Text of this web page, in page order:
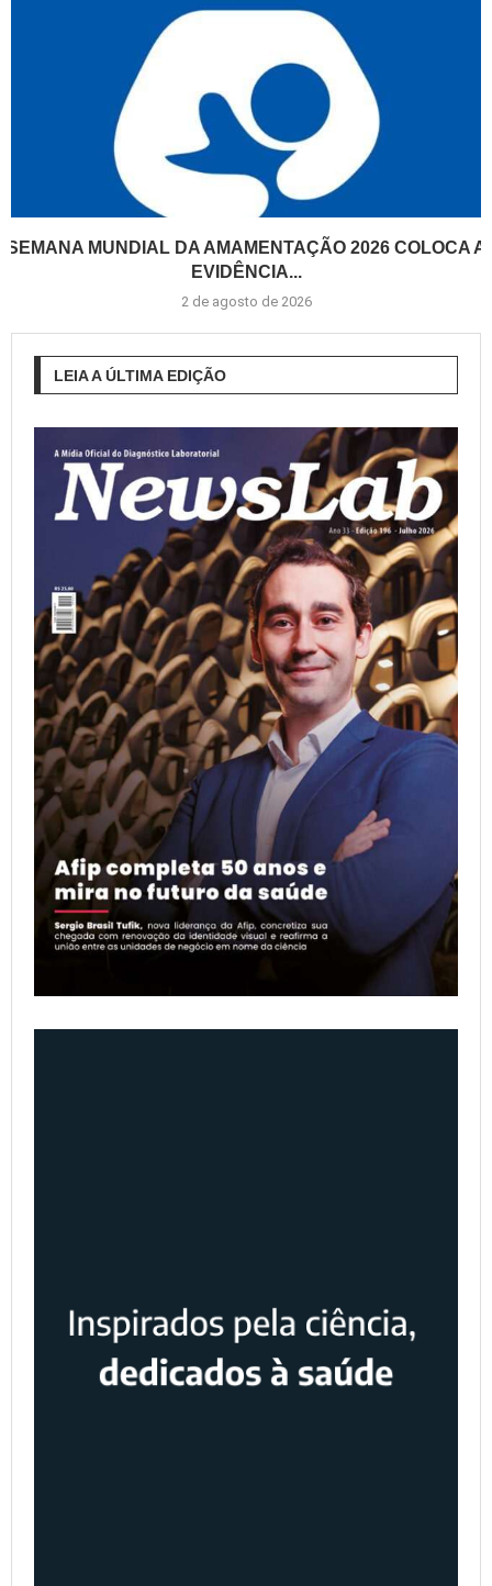
SEMANA MUNDIAL DA AMAMENTAÇÃO 2026 COLOCA A
EVIDÊNCIA...
2 de agosto de 2026
LEIA A ÚLTIMA EDIÇÃO